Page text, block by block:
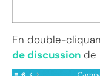
En double-
de discussion de